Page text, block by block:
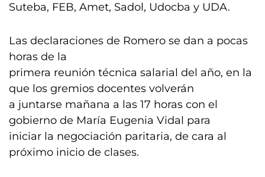
Suteba, FEB, Amet, Sadol, Udocba y UDA.
Las declaraciones de Romero se dan a pocas
horas de la
primera reunión técnica salarial del año, en la
que los gremios docentes volverán
a juntarse mañana a las 17 horas con el
gobierno de María Eugenia Vidal para
iniciar la negociación paritaria, de cara al
próximo inicio de clases.